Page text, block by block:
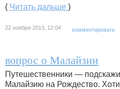
( Читать дальше )
22 ноября 2013, 12:04 комментировать
вопрос о Малайзии
Путешественники —
Малайзию на Рождество.